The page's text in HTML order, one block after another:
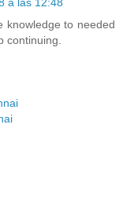
knowledge to needed
continuing.